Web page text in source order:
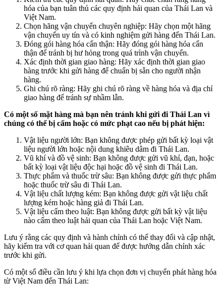
hóa của bạn tuân thủ các quy định hải quan của Thái Lan và
Việt Nam.
Chọn hãng vận chuyển chuyên nghiệp: Hãy chọn một hãng
vận chuyển uy tín và có kinh nghiệm gửi hàng đến Thái Lan.
Đóng gói hàng hóa cẩn thận: Hãy đóng gói hàng hóa cẩn
thận để tránh bị hư hỏng trong quá trình vận chuyển.
Xác định thời gian giao hàng: Hãy xác định thời gian giao
hàng trước khi gửi hàng để chuẩn bị sẵn cho người nhận
hàng.
Ghi chú rõ ràng: Hãy ghi chú rõ ràng về hàng hóa và địa chỉ
giao hàng để tránh sự nhầm lẫn.
Có một số mặt hàng mà bạn nên tránh khi gửi đi Thái Lan vì
chúng có thể bị cấm hoặc có mức phạt cao nếu bị phát hiện:
Vật liệu người lớn: Bạn không được phép gửi bất kỳ loại vật
liệu người lớn hoặc nội dung khiêu dâm đi Thái Lan.
Vũ khí và đồ vệ sinh: Bạn không được gửi vũ khí, đạn, hoặc
bất kỳ loại vật liệu độc hại hoặc đồ vệ sinh đi Thái Lan.
Thực phẩm và thuốc trừ sâu: Bạn không được gửi thực phẩm
hoặc thuốc trừ sâu đi Thái Lan.
Vật liệu chất lượng kém: Bạn không được gửi vật liệu chất
lượng kém hoặc hàng giả đi Thái Lan.
Vật liệu cấm theo luật: Bạn không được gửi bất kỳ vật liệu
nào cấm theo luật hải quan của Thái Lan hoặc Việt Nam.
Lưu ý rằng các quy định và hành chính có thể thay đổi và cập nhật,
hãy kiểm tra với cơ quan hải quan để được hướng dẫn chính xác
trước khi gửi.
Có một số điều cần lưu ý khi lựa chọn đơn vị chuyển phát hàng hóa
từ Việt Nam đến Thái Lan: